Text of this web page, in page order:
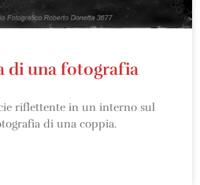
di una fotografia
riflettente in un interno sul
di una coppia.